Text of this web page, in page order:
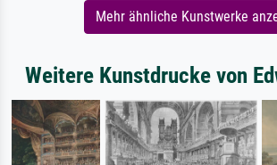
Mehr ähnliche Kunstwerke
Weitere Kunstdrucke von